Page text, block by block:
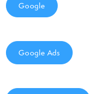
Google
Google Ads